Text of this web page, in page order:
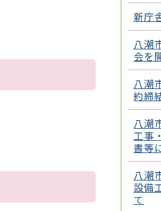
新庁
八潮
会を
八潮
約締
八潮
工事
書等
八潮
設備
て